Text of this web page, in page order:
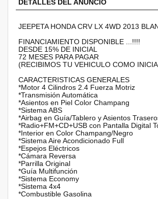
DETALLES DEL ANUNCIO
JEEPETA HONDA CRV LX 4WD 2013
FINANCIAMIENTO DISPONIBLE ...!!!!
DESDE 15% DE INICIAL
72 MESES PARA PAGAR
(RECIBIMOS TU VEHICULO COMO
CARACTERISTICAS GENERALES
*Motor 4 Cilindros 2.4 Fuerza Motriz
*Transmisión Automática
*Asientos en Piel Color Champang
*Sistema ABS
*Airbag en Guía/Tablero y Asientos
*Radio+FM+CD+USB con Pantalla Digital
*Interior en Color Champang/Negro
*Sistema Aire Acondicionado Full
*Espejos Eléctricos
*Cámara Reversa
*Parrilla Original
*Guía Multifunción
*Sistema Economy
*Sistema 4x4
*Combustible Gasolina